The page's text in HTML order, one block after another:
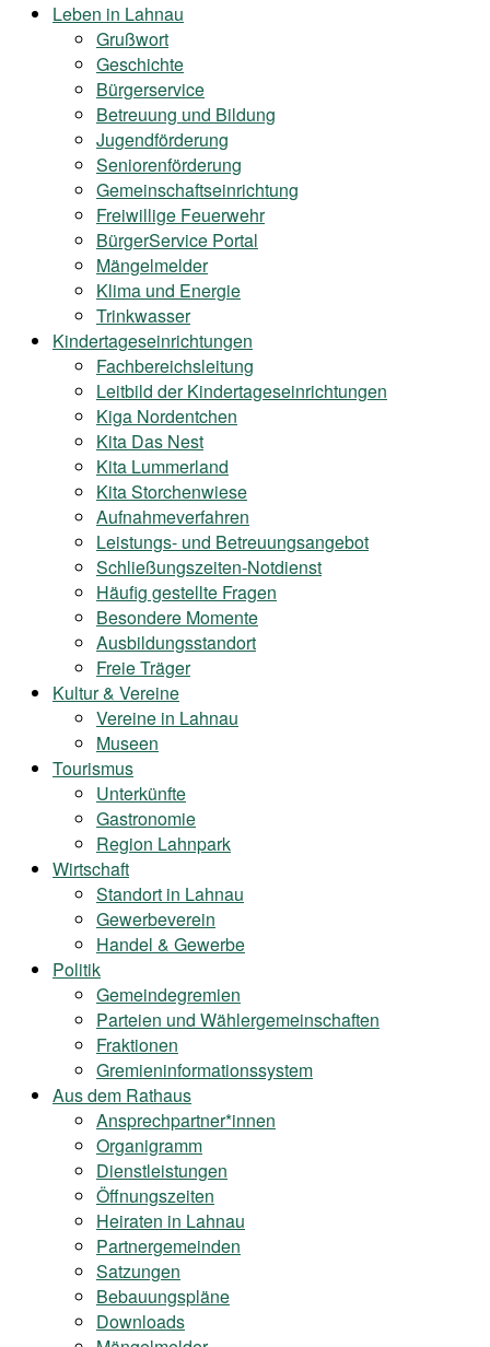
Leben in Lahnau
Grußwort
Geschichte
Bürgerservice
Betreuung und Bildung
Jugendförderung
Seniorenförderung
Gemeinschaftseinrichtung
Freiwillige Feuerwehr
BürgerService Portal
Mängelmelder
Klima und Energie
Trinkwasser
Kindertageseinrichtungen
Fachbereichsleitung
Leitbild der Kindertageseinrichtungen
Kiga Nordentchen
Kita Das Nest
Kita Lummerland
Kita Storchenwiese
Aufnahmeverfahren
Leistungs- und Betreuungsangebot
Schließungszeiten-Notdienst
Häufig gestellte Fragen
Besondere Momente
Ausbildungsstandort
Freie Träger
Kultur & Vereine
Vereine in Lahnau
Museen
Tourismus
Unterkünfte
Gastronomie
Region Lahnpark
Wirtschaft
Standort in Lahnau
Gewerbeverein
Handel & Gewerbe
Politik
Gemeindegremien
Parteien und Wählergemeinschaften
Fraktionen
Gremieninformationssystem
Aus dem Rathaus
Ansprechpartner*innen
Organigramm
Dienstleistungen
Öffnungszeiten
Heiraten in Lahnau
Partnergemeinden
Satzungen
Bebauungspläne
Downloads